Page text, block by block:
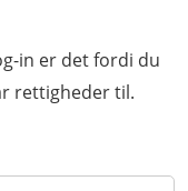
in er det fordi du
rettigheder til.